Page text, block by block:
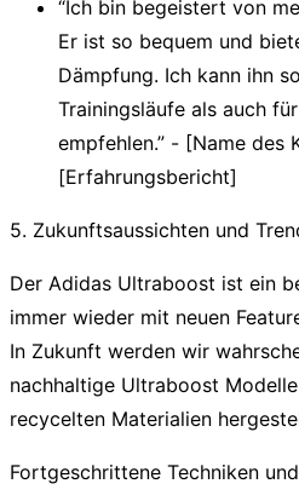
“Ich bin begeistert von
Er ist so bequem und
Dämpfung. Ich kann ihn
Trainingsläufe als auch
empfehlen.” - [Name des
[Erfahrungsbericht]
5. Zukunftsaussichten und
Der Adidas Ultraboost ist ein
immer wieder mit neuen
In Zukunft werden wir
nachhaltige Ultraboost
recycelten Materialien
Fortgeschrittene Techniken